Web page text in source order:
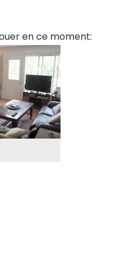
en ce moment: